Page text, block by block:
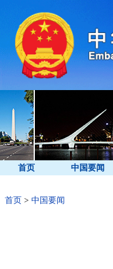
首页 中国要闻
首页 > 中国要闻